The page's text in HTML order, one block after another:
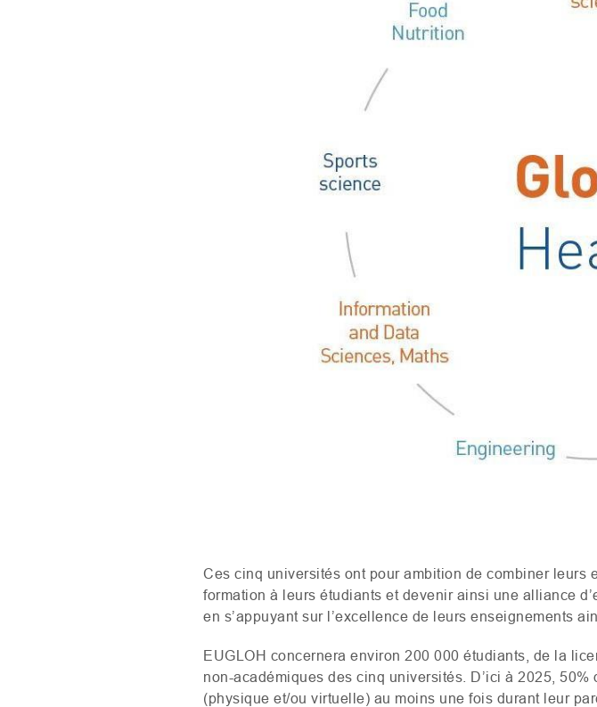
Ces cinq universités ont pour ambition de combiner
formation à leurs étudiants et devenir ainsi une alliance
en s’appuyant sur l’excellence de leurs enseignements
EUGLOH concernera environ 200 000 étudiants, de la
non-académiques des cinq universités. D’ici à 2025,
(physique et/ou virtuelle) au moins une fois durant leur